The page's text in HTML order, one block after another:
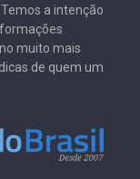
a intenção
muito mais
de quem um